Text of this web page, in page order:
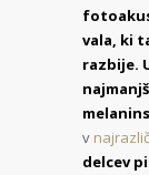
vala, ki
razbije.
v
delcev